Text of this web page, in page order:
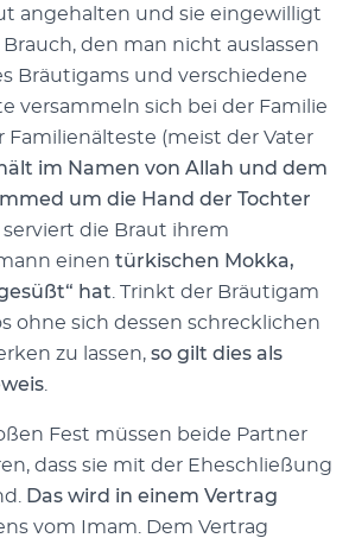
angehalten und sie eingewilligt
den man nicht auslassen
Bräutigams und verschiedene
versammeln sich bei der Familie
Familienälteste (meist der Vater
hält im Namen von Allah und dem
um die Hand der Tochter
serviert die Braut ihrem
einen türkischen Mokka,
hat . Trinkt der Bräutigam
ohne sich dessen schrecklichen
zu lassen, so gilt dies als
Fest müssen beide Partner
dass sie mit der Eheschließung
Das wird in einem Vertrag
vom Imam. Dem Vertrag